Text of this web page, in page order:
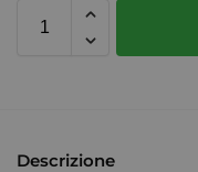
Descrizione